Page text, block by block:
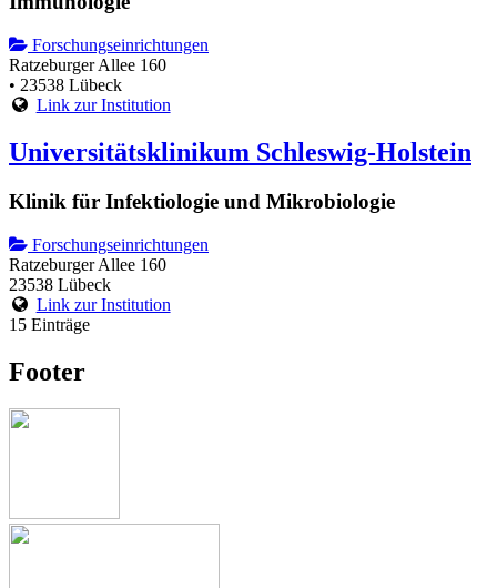
Forschungseinrichtungen
Ratzeburger Allee 160
• 23538 Lübeck
Link zur Institution
Universitätsklinikum Schleswig-Holstein
Klinik für Infektiologie und Mikrobiologie
Forschungseinrichtungen
Ratzeburger Allee 160
23538 Lübeck
Link zur Institution
15 Einträge
Footer